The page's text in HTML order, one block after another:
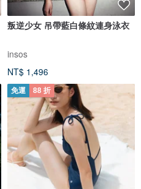
叛逆少女 吊帶藍白條紋連身泳衣
insos
NT$ 1,496
免運 88 折